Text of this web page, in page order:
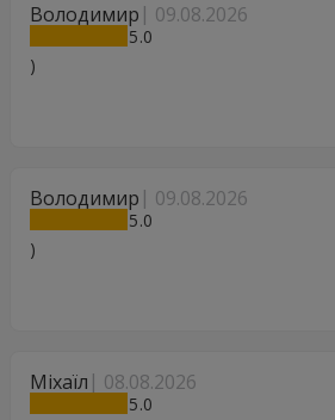
Володимир 09.08.2026
5
)
Володимир 09.08.2026
5
)
Міхаїл 08.08.2026
5